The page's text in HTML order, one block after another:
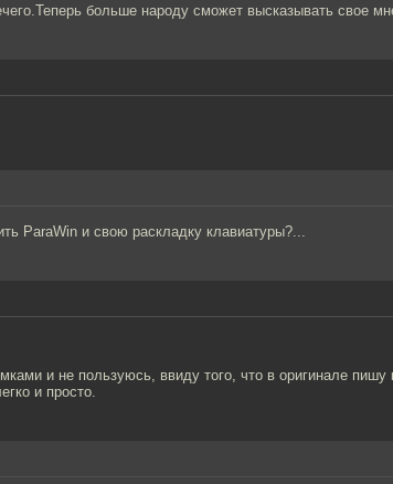
больше народу сможет высказывать свое
ParaWin и свою раскладку клавиатуры?...
и не пользуюсь, ввиду того, что в оригинале пишу
и просто.